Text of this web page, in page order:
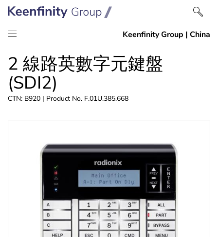
2 線路英數字元鍵盤
(SDI2)
CTN: B920 | Product No. F.01U.385.668